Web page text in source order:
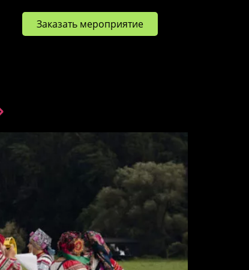
Заказать мероприятие